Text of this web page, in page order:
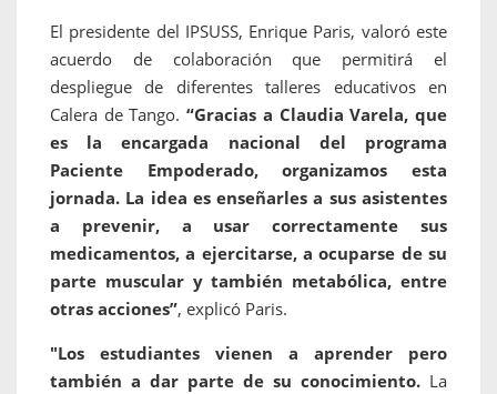
El presidente del IPSUSS, Enrique Paris, valoró este
acuerdo de colaboración que permitirá el
despliegue de diferentes talleres educativos en
Calera de Tango.“Gracias a Claudia Varela, que
es la encargada nacional del programa
Paciente Empoderado, organizamos esta
jornada. La idea es enseñarles a sus asistentes
a prevenir, a usar correctamente sus
medicamentos, a ejercitarse, a ocuparse de su
parte muscular y también metabólica, entre
otras acciones”, explicó Paris.
"Los estudiantes vienen a aprender pero
también a dar parte de su conocimiento. La